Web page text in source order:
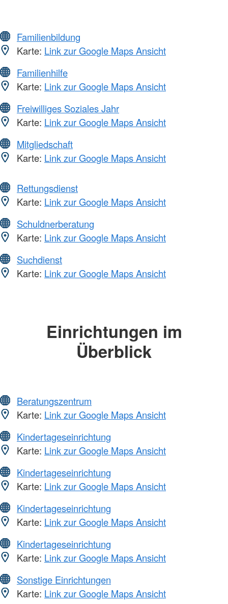
Familienbildung
Karte: Link zur Google Maps Ansicht
Familienhilfe
Karte: Link zur Google Maps Ansicht
Freiwilliges Soziales Jahr
Karte: Link zur Google Maps Ansicht
Mitgliedschaft
Karte: Link zur Google Maps Ansicht
Rettungsdienst
Karte: Link zur Google Maps Ansicht
Schuldnerberatung
Karte: Link zur Google Maps Ansicht
Suchdienst
Karte: Link zur Google Maps Ansicht
Einrichtungen im
Überblick
Beratungszentrum
Karte: Link zur Google Maps Ansicht
Kindertageseinrichtung
Karte: Link zur Google Maps Ansicht
Kindertageseinrichtung
Karte: Link zur Google Maps Ansicht
Kindertageseinrichtung
Karte: Link zur Google Maps Ansicht
Kindertageseinrichtung
Karte: Link zur Google Maps Ansicht
Sonstige Einrichtungen
Karte: Link zur Google Maps Ansicht